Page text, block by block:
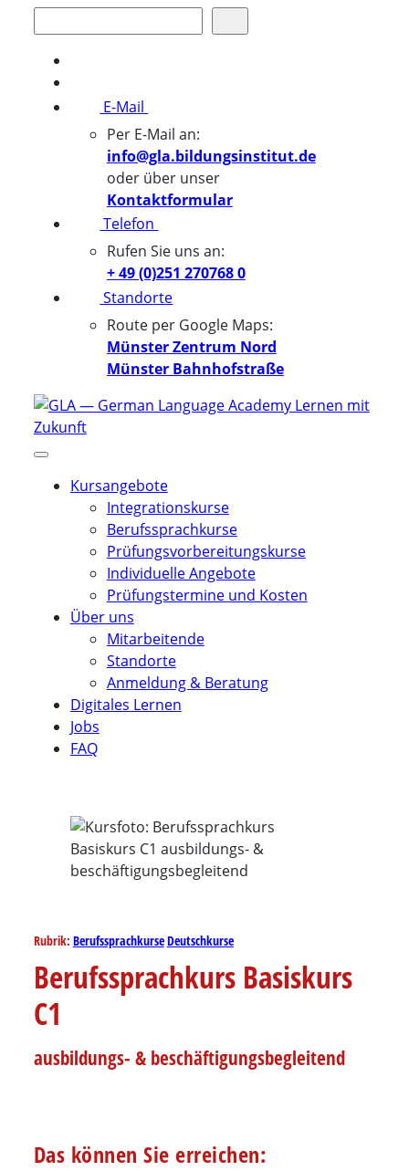
E-Mail
Per E-Mail an:
info@gla.bildungsinstitut.de
oder über unser
Kontaktformular
Telefon
Rufen Sie uns an:
+ 49 (0)251 270768 0
Standorte
Route per Google Maps:
Münster Zentrum Nord
Münster Bahnhofstraße
Kursangebote
Integrationskurse
Berufssprachkurse
Prüfungsvorbereitungskurse
Individuelle Angebote
Prüfungstermine und Kosten
Über uns
Mitarbeitende
Standorte
Anmeldung & Beratung
Digitales Lernen
Jobs
FAQ
Rubrik: BerufssprachkurseDeutschkurse
Berufssprachkurs Basiskurs
C1
ausbildungs- & beschäftigungs­begleitend
Das können Sie erreichen: